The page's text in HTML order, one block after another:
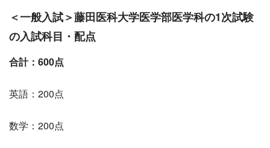
＜一般入試＞藤田医科大学医学部医学科の1次試験
の入試科目・配点
合計：600点
英語：200点
数学：200点